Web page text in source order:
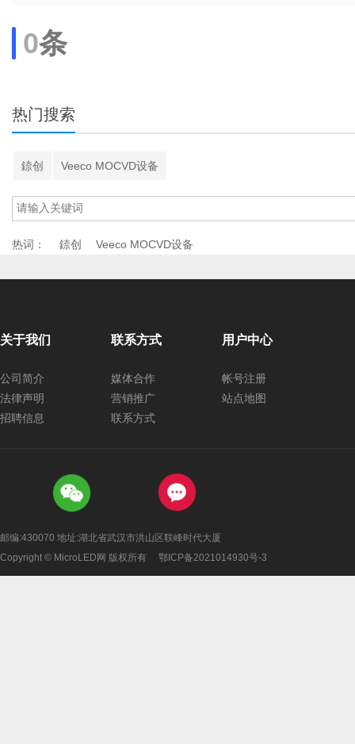
0条
热门搜索
錼创 Veeco MOCVD设备
热词： 錼创 Veeco MOCVD设备
关于我们
公司简介
法律声明
招聘信息
联系方式
媒体合作
营销推广
联系方式
用户中心
帐号注册
站点地图
邮编:430070 地址:湖北省武汉市洪山区联峰时代大厦
Copyright © MicroLED网 版权所有 鄂ICP备2021014930号-3